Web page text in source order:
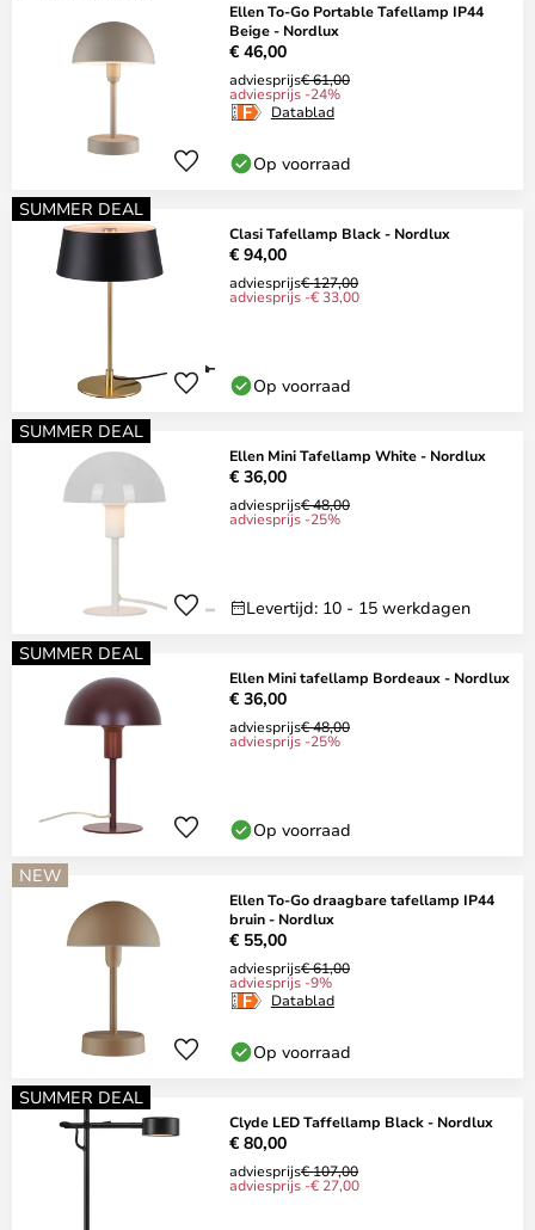
Ellen To-Go Portable Tafellamp IP44
Beige - Nordlux
€ 46,00
adviesprijs€ 61,00
adviesprijs -24%
Datablad
Op voorraad
SUMMER DEAL
Clasi Tafellamp Black - Nordlux
€ 94,00
adviesprijs€ 127,00
adviesprijs -€ 33,00
Op voorraad
SUMMER DEAL
Ellen Mini Tafellamp White - Nordlux
€ 36,00
adviesprijs€ 48,00
adviesprijs -25%
Levertijd: 10 - 15 werkdagen
SUMMER DEAL
Ellen Mini tafellamp Bordeaux - Nordlux
€ 36,00
adviesprijs€ 48,00
adviesprijs -25%
Op voorraad
NEW
Ellen To-Go draagbare tafellamp IP44
bruin - Nordlux
€ 55,00
adviesprijs€ 61,00
adviesprijs -9%
Datablad
Op voorraad
SUMMER DEAL
Clyde LED Taffellamp Black - Nordlux
€ 80,00
adviesprijs€ 107,00
adviesprijs -€ 27,00